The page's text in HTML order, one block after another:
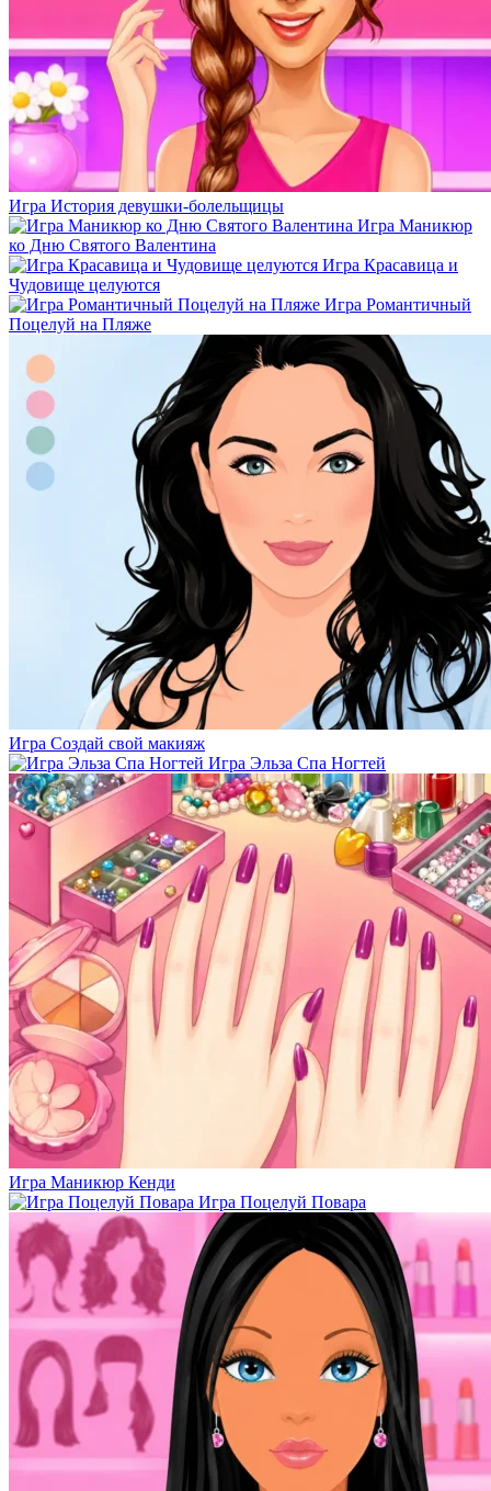
Игра История девушки-болельщицы
Игра Маникюр
ко Дню Святого Валентина
Игра Красавица и
Чудовище целуются
Игра Романтичный
Поцелуй на Пляже
Игра Создай свой макияж
Игра Эльза Спа Ногтей
Игра Маникюр Кенди
Игра Поцелуй Повара